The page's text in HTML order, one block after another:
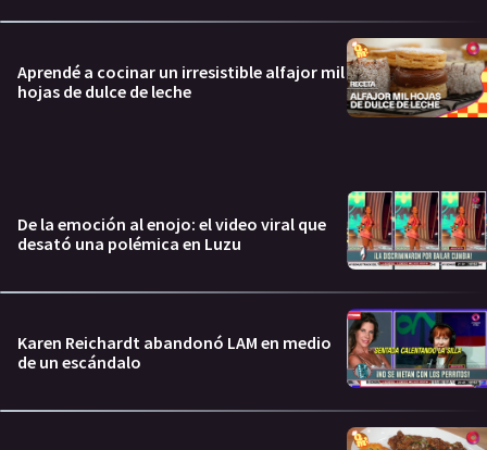
Aprendé a cocinar un irresistible alfajor mil
hojas de dulce de leche
De la emoción al enojo: el video viral que
desató una polémica en Luzu
Karen Reichardt abandonó LAM en medio
de un escándalo